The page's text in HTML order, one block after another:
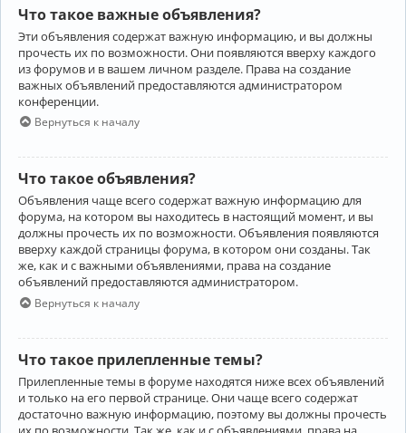
Что такое важные объявления?
Эти объявления содержат важную информацию, и вы должны
прочесть их по возможности. Они появляются вверху каждого
из форумов и в вашем личном разделе. Права на создание
важных объявлений предоставляются администратором
конференции.
Вернуться к началу
Что такое объявления?
Объявления чаще всего содержат важную информацию для
форума, на котором вы находитесь в настоящий момент, и вы
должны прочесть их по возможности. Объявления появляются
вверху каждой страницы форума, в котором они созданы. Так
же, как и с важными объявлениями, права на создание
объявлений предоставляются администратором.
Вернуться к началу
Что такое прилепленные темы?
Прилепленные темы в форуме находятся ниже всех объявлений
и только на его первой странице. Они чаще всего содержат
достаточно важную информацию, поэтому вы должны прочесть